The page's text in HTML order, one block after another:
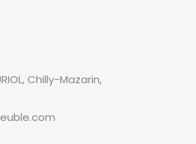
Chilly-Mazarin,